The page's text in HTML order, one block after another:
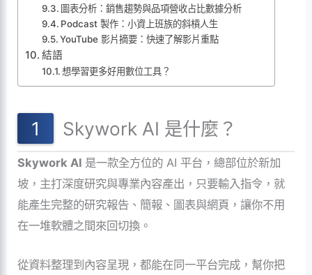
圖表分析：銷售趨勢與品項營收占比數據分析
Podcast 製作：小資上班族的斜槓人生
YouTube 影片摘要：快速了解影片重點
結語
想學習更多好用數位工具？
Skywork AI 是什麼？
Skywork AI 是一款全方位的 AI 平台，總部位於新加
坡，主打深度研究與專業內容產出，只要輸入指令，就
能產生完整的研究報告、簡報、圖表與網頁，讓你不用
在一堆軟體之間來回切換。
從資料整理到內容呈現，都能在同一平台完成，幫你把